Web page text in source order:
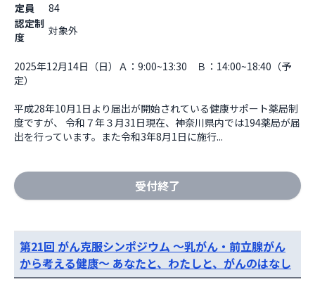
定員
84
認定制
度
対象外
2025年12月14日（日）Ａ：9:00~13:30　Ｂ：14:00~18:40（予
定）
平成28年10月1日より届出が開始されている健康サポート薬局制
度ですが、 令和７年３月31日現在、神奈川県内では194薬局が届
出を行っています。また令和3年8月1日に施行...
受付終了
第21回 がん克服シンポジウム ～乳がん・前立腺がん
から考える健康～ あなたと、わたしと、がんのはなし